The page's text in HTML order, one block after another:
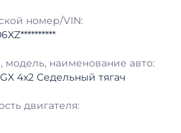
номер/VIN:
модель, наименование авто:
4x2 Седельный тягач
двигателя: